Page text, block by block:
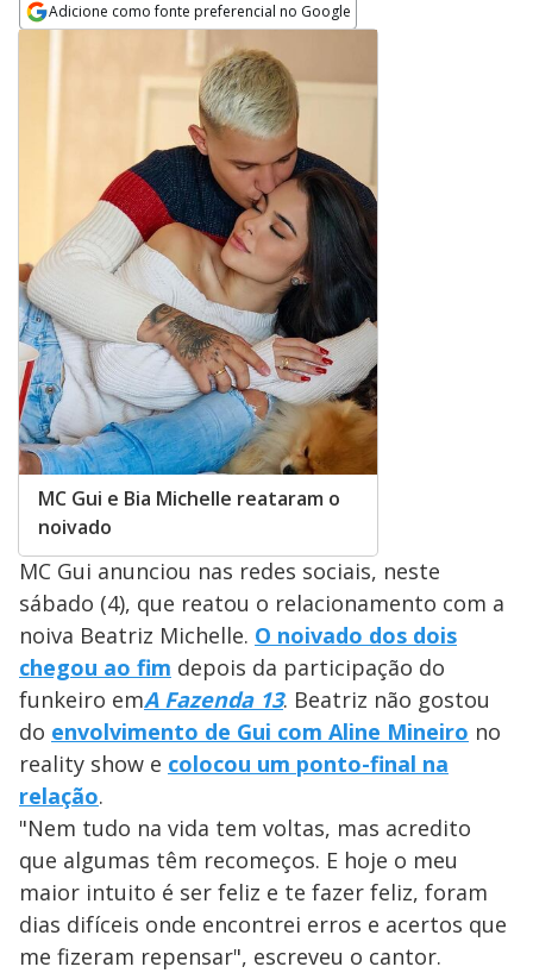
Adicione como fonte preferencial no Google
MC Gui e Bia Michelle reataram o
noivado
MC Gui anunciou nas redes sociais, neste
sábado (4), que reatou o relacionamento com a
noiva Beatriz Michelle. O noivado dos dois
chegou ao fim depois da participação do
funkeiro emA Fazenda 13. Beatriz não gostou
do envolvimento de Gui com Aline Mineiro no
reality show e colocou um ponto-final na
relação.
"Nem tudo na vida tem voltas, mas acredito
que algumas têm recomeços. E hoje o meu
maior intuito é ser feliz e te fazer feliz, foram
dias difíceis onde encontrei erros e acertos que
me fizeram repensar", escreveu o cantor.